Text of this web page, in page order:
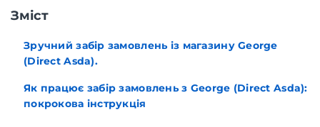
Зміст
Зручний забір замовлень із магазину George
(Direct Asda).
Як працює забір замовлень з George (Direct Asda):
покрокова інструкція